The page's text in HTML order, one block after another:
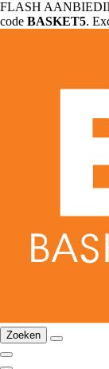
FLASH
code BASKET5.
Zoeken